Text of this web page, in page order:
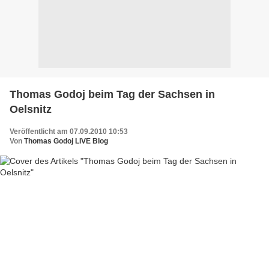
Thomas Godoj beim Tag der Sachsen in
Oelsnitz
Veröffentlicht am 07.09.2010 10:53
Von Thomas Godoj LIVE Blog